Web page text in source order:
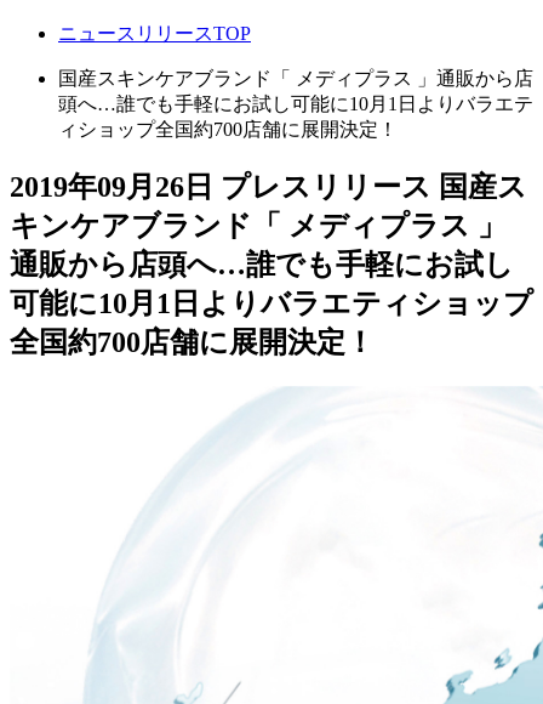
ニュースリリースTOP
国産スキンケアブランド「 メディプラス 」通販から店
頭へ…誰でも手軽にお試し可能に10月1日よりバラエテ
ィショップ全国約700店舗に展開決定！
2019年09月26日 プレスリリース 国産ス
キンケアブランド「 メディプラス 」
通販から店頭へ…誰でも手軽にお試し
可能に10月1日よりバラエティショップ
全国約700店舗に展開決定！